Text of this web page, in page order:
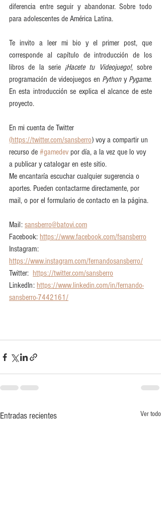
diferencia entre seguir y abandonar. Sobre todo
para adolescentes de América Latina.
Te invito a leer mi bio y el primer post, que
corresponde al capítulo de introducción de los
libros de la serie ¡Hacete tu Videojuego!, sobre
programación de videojuegos en Python y Pygame.
En esta introducción se explica el alcance de este
proyecto.
En mi cuenta de Twitter
(https://twitter.com/sansberro) voy a compartir un
recurso de #gamedev por día, a la vez que lo voy
a publicar y catalogar en este sitio.
Me encantaría escuchar cualquier sugerencia o
aportes. Pueden contactarme directamente, por
mail, o por el formulario de contacto en la página.
Mail: sansberro@batovi.com
Facebook: https://www.facebook.com/fsansberro
Instagram:
https://www.instagram.com/fernandosansberro/
Twitter: https://twitter.com/sansberro
LinkedIn: https://www.linkedin.com/in/fernando-
sansberro-7442161/
Entradas recientes Ver todo